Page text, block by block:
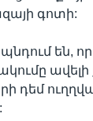
գոտի:
են,
ավելի
դեմ